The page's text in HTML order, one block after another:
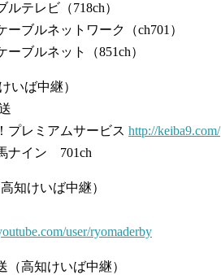
テレビ（718ch）
ブルネットワーク（ch701）
ブルネット（851ch）
いば中継）
レミアムサービス http://keiba9.com/
イン 701ch
知けいば中継）
user/ryomaderby
（高知けいば中継）